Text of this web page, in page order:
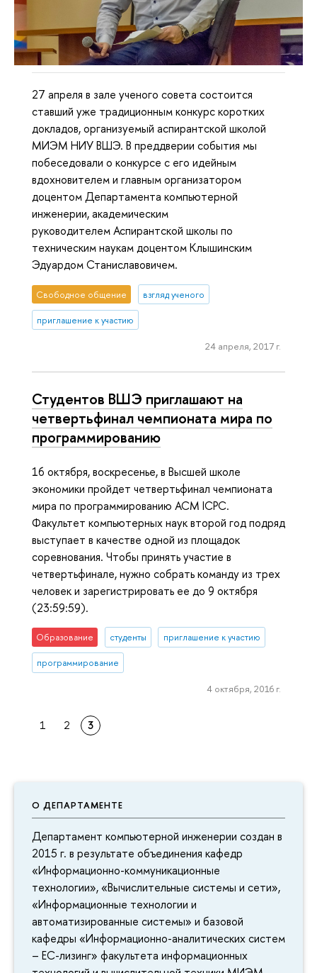
О ДЕПАРТАМЕНТЕ
Департамент компьютерной инженерии создан в
2015 г. в результате объединения кафедр
«Информационно-коммуникационные
технологии», «Вычислительные системы и сети»,
«Информационные технологии и
автоматизированные системы» и базовой
кафедры «Информационно-аналитических систем
– ЕС-лизинг» факультета информационных
27 апреля в зале ученого совета состоится
ставший уже традиционным конкурс коротких
докладов, организуемый аспирантской школой
МИЭМ НИУ ВШЭ. В преддверии события мы
побеседовали о конкурсе с его идейным
вдохновителем и главным организатором
доцентом Департамента компьютерной
инженерии, академическим
руководителем Аспирантской школы по
техническим наукам доцентом Клышинским
Эдуардом Станиславовичем.
Свободное общение взгляд ученого
приглашение к участию
24 апреля, 2017 г.
Студентов ВШЭ приглашают на
четвертьфинал чемпионата мира по
программированию
16 октября, воскресенье, в Высшей школе
экономики пройдет четвертьфинал чемпионата
мира по программированию ACM ICPC.
Факультет компьютерных наук второй год подряд
выступает в качестве одной из площадок
соревнования. Чтобы принять участие в
четвертьфинале, нужно собрать команду из трех
человек и зарегистрировать ее до 9 октября
(23:59:59).
Образование студенты приглашение к участию
программирование
4 октября, 2016 г.
1 2 3